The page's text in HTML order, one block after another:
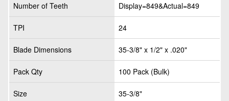
Number of Teeth Display=849&Actual=849
TPI 24
Blade Dimensions 35-3/8" x 1/2" x .020"
Pack Qty 100 Pack (Bulk)
Size 35-3/8"